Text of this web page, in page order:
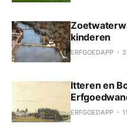
kinderen
ERFGOEDAPP
Itteren en
ERFGOEDAPP